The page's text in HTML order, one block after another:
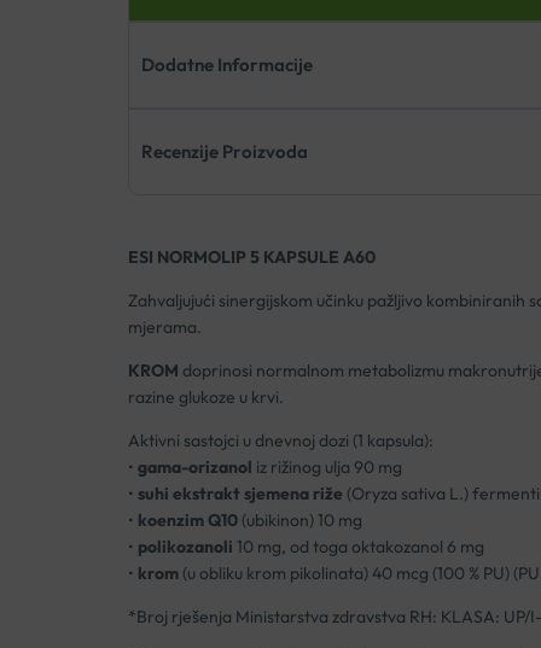
Dodatne Informacije
Recenzije Proizvoda
ESI NORMOLIP 5 KAPSULE A60
Zahvaljujući sinergijskom učinku pažljivo kombiniranih
mjerama.
KROM doprinosi normalnom metabolizmu
razine glukoze u krvi.
Aktivni sastojci u dnevnoj dozi (1 kapsula):
• gama-orizanol iz rižinog ulja 90 mg
• suhi ekstrakt sjemena riže (Oryza sativa L.)
• koenzim Q10(ubikinon) 10 mg
• polikozanoli 10 mg, od toga oktakozanol 6 mg
• krom(u obliku krom pikolinata) 40 mcg (100 % PU)
*Broj rješenja Ministarstva zdravstva RH: KLASA: